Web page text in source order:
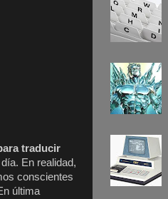
traducir
En realidad,
conscientes
última